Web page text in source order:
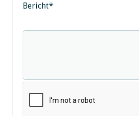
Bericht*